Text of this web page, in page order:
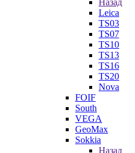
Назад
Leica
TS03
TS07
TS10
TS13
TS16
TS20
Nova
FOIF
South
VEGA
GeoMax
Sokkia
Назад